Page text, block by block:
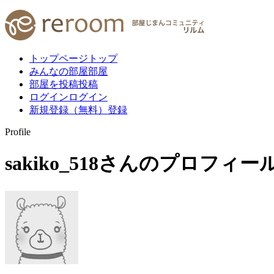
トップページ トップ
みんなの部屋部屋
部屋を投稿投稿
ログイン ログイン
新規登録（無料） 登録
Profile
sakiko_518さんのプロフィー